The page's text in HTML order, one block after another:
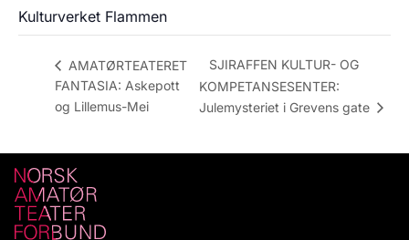
Kulturverket Flammen
AMATØRTEATERET
FANTASIA: Askepott
og Lillemus-Mei
SJIRAFFEN KULTUR- OG
KOMPETANSESENTER:
Julemysteriet i Grevens gate